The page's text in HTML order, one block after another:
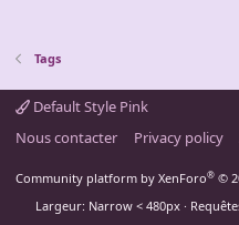
Tags
Default Style Pink
Nous contacter
Privacy policy
Community platform by XenForo® ©
Largeur